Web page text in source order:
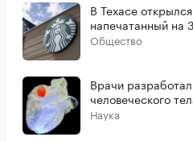
В Техасе
напечатанный на
Общество
Врачи
человеческого
Наука